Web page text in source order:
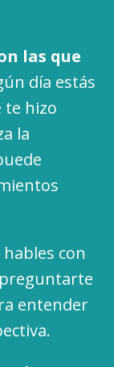
las que
día estás
te hizo
la
con
entender